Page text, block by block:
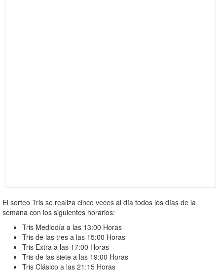
El sorteo Tris se realiza cinco veces al día todos los días de la
semana con los siguientes horarios:
Tris Mediodía a las 13:00 Horas
Tris de las tres a las 15:00 Horas
Tris Extra a las 17:00 Horas
Tris de las siete a las 19:00 Horas
Tris Clásico a las 21:15 Horas